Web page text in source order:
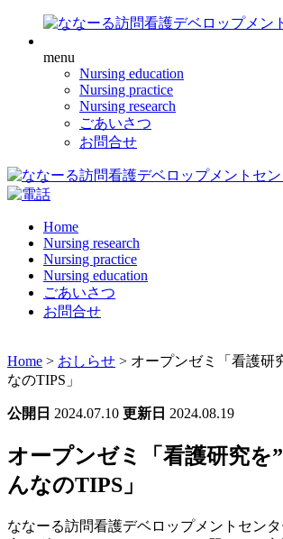
menu
Nursing education
Nursing practice
Nursing research
ごあいさつ
お問合せ
Home
Nursing research
Nursing practice
Nursing education
ごあいさつ
お問合せ
Home > おしらせ > オープンゼミ「看護研
なのTIPS」
公開日 2024.07.10 更新日 2024.08.19
オープンゼミ「看護研究を
んなのTIPS」
ななーる訪問看護デベロップメントセン